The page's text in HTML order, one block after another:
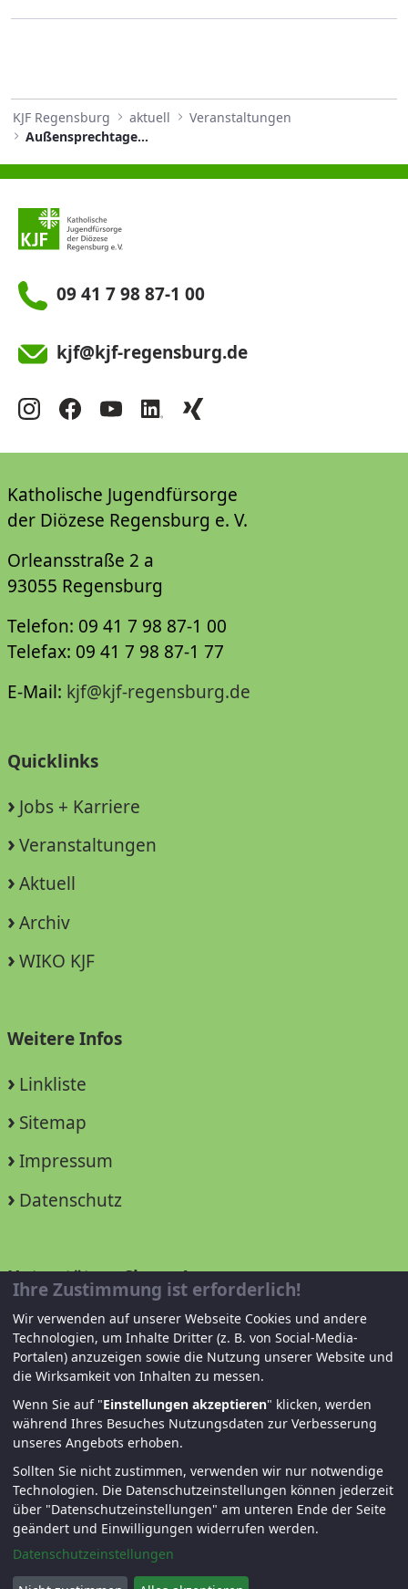
KJF Regensburg aktuell
Veranstaltungen
Außensprechtage der Epilepsie Beratung 2026
09 41 7 98 87-1 00
kjf@kjf-regensburg.de
Katholische Jugendfürsorge
der Diözese Regensburg e. V.
Orleansstraße 2 a
93055 Regensburg
Telefon: 09 41 7 98 87-1 00
Telefax: 09 41 7 98 87-1 77
E-Mail: kjf@kjf-regensburg.de
Quicklinks
Jobs + Karriere
Veranstaltungen
Aktuell
Archiv
WIKO KJF
Weitere Infos
Linkliste
Sitemap
Impressum
Datenschutz
Unterstützen Sie uns!
Mitglied werden
Spenden und helfen
© KJF Regensburg – Alle Rechte vorbehalten. |
Fernwartung|Anmelden
Ihre Zustimmung ist erforderlich!
Wir verwenden auf unserer Webseite Cookies und andere
Technologien, um Inhalte Dritter (z. B. von Social-Media-
Portalen) anzuzeigen sowie die Nutzung unserer Website und
die Wirksamkeit von Inhalten zu messen.
Wenn Sie auf "Einstellungen akzeptieren" klicken, werden
während Ihres Besuches Nutzungsdaten zur Verbesserung
unseres Angebots erhoben.
Sollten Sie nicht zustimmen, verwenden wir nur notwendige
Technologien. Die Datenschutzeinstellungen können jederzeit
über "Datenschutzeinstellungen" am unteren Ende der Seite
geändert und Einwilligungen widerrufen werden.
Datenschutzeinstellungen